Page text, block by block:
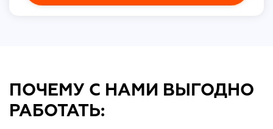
ПОЧЕМУ С НАМИ ВЫГОДНО
РАБОТАТЬ: